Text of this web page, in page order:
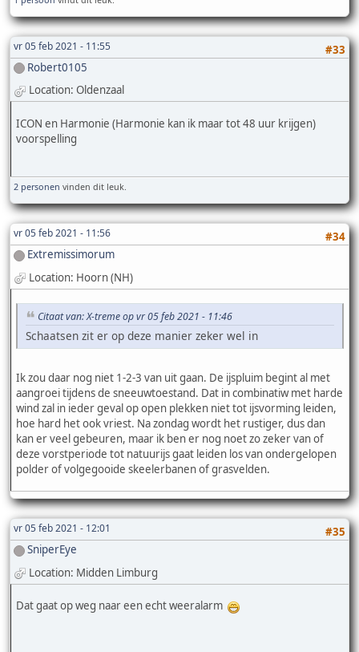
vr 05 feb 2021 - 11:55
#33
Robert0105
Location: Oldenzaal
ICON en Harmonie (Harmonie kan ik maar tot 48 uur krijgen)
voorspelling
2 personen vinden dit leuk.
vr 05 feb 2021 - 11:56
#34
Extremissimorum
Location: Hoorn (NH)
Citaat van: X-treme op vr 05 feb 2021 - 11:46
Schaatsen zit er op deze manier zeker wel in
Ik zou daar nog niet 1-2-3 van uit gaan. De ijspluim begint al met
aangroei tijdens de sneeuwtoestand. Dat in combinatiw met harde
wind zal in ieder geval op open plekken niet tot ijsvorming leiden,
hoe hard het ook vriest. Na zondag wordt het rustiger, dus dan
kan er veel gebeuren, maar ik ben er nog noet zo zeker van of
deze vorstperiode tot natuurijs gaat leiden los van ondergelopen
polder of volgegooide skeelerbanen of grasvelden.
vr 05 feb 2021 - 12:01
#35
SniperEye
Location: Midden Limburg
Dat gaat op weg naar een echt weeralarm